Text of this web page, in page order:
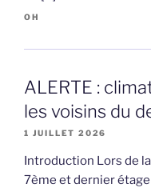
OH
ALERTE :
les voisins du
1 JUILLET 2026
Introduction Lors de
7ème et dernier